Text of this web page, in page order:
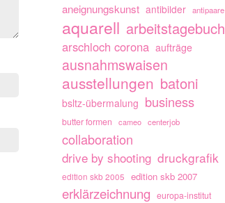
aneignungskunst antibilder antipaare
aquarell arbeitstagebuch
arschloch corona aufträge
ausnahmswaisen
ausstellungen batoni
bsltz-übermalung business
butter formen cameo centerjob
collaboration
drive by shooting druckgrafik
edition skb 2005 edition skb 2007
erklärzeichnung europa-institut